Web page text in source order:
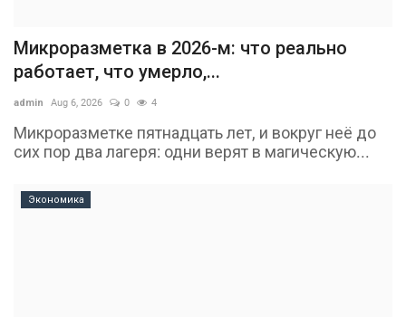
Микроразметка в 2026-м: что реально
работает, что умерло,...
admin Aug 6, 2026 0 4
Микроразметке пятнадцать лет, и вокруг неё до
сих пор два лагеря: одни верят в магическую...
Экономика